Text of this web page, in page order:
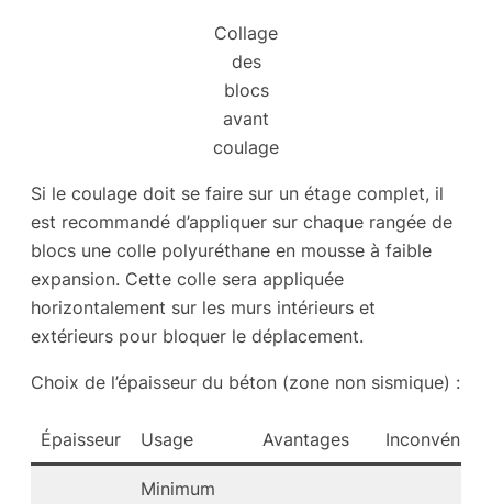
Collage
des
blocs
avant
coulage
Si le coulage doit se faire sur un étage complet, il
est recommandé d’appliquer sur chaque rangée de
blocs une colle polyuréthane en mousse à faible
expansion. Cette colle sera appliquée
horizontalement sur les murs intérieurs et
extérieurs pour bloquer le déplacement.
Choix de l’épaisseur du béton (zone non sismique) :
Épaisseur Usage Avantages
Minimum